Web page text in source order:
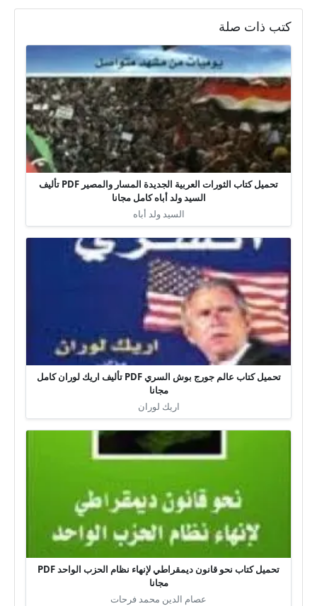
كتب ذات صلة
تحميل كتاب الثورات العربية الجديدة المسار والمصير PDF تأليف
السيد ولد أباه كامل مجانا
السيد ولد أباه
تحميل كتاب عالم جورج بوش السري PDF تأليف اريك لوران كامل
مجانا
اريك لوران
تحميل كتاب نحو قانون ديمقراطي لإنهاء نظام الحزب الواحد PDF
مجانا
عصام الدين محمد فرحات